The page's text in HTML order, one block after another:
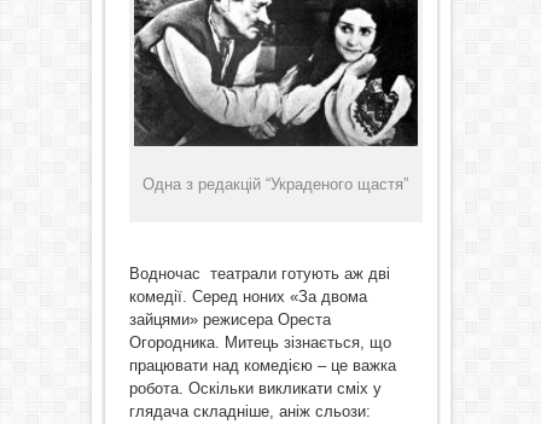
Одна з редакцій “Украденого щастя”
Водночас театрали готують аж дві
комедії. Серед ноних «За двома
зайцями» режисера Ореста
Огородника. Митець зізнається, що
працювати над комедією – це важка
робота. Оскільки викликати сміх у
глядача складніше, аніж сльози: